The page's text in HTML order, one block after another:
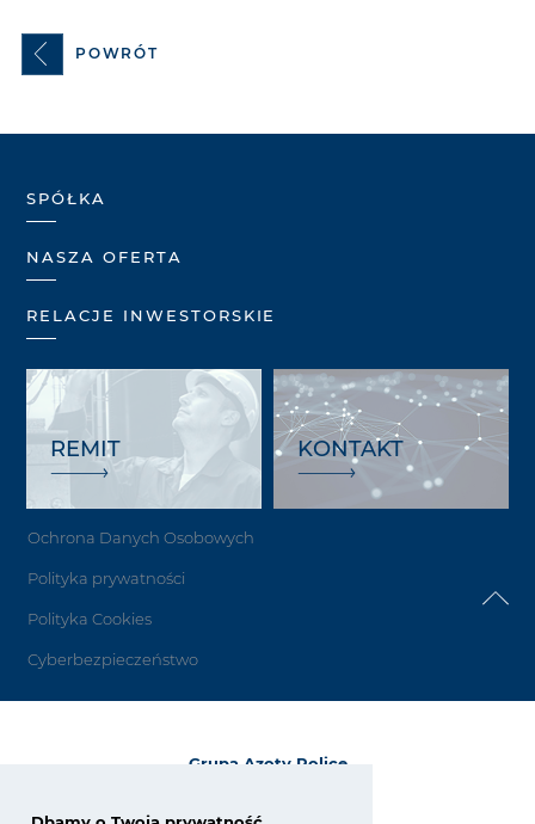
POWRÓT
SPÓŁKA
NASZA OFERTA
RELACJE INWESTORSKIE
REMIT KONTAKT
Ochrona Danych Osobowych
Polityka prywatności
Polityka Cookies
Cyberbezpieczeństwo
Grupa Azoty Police
ul. Kuźnicka 1